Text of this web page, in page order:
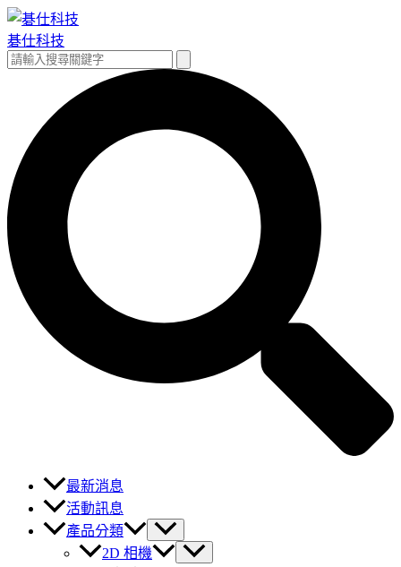
跳
至
主
碁仕科技
搜
最新消息
活動訊息
產品分類
2D 相機